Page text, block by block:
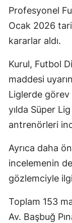
Profesyonel
Ocak 2026
kararlar aldı.
Kurul, Futbol
maddesi
Liglerde görev
yılda Süper
antrenörleri
Ayrıca daha
incelemenin
gözlemciyle
Toplam 153
Av. Başbuğ